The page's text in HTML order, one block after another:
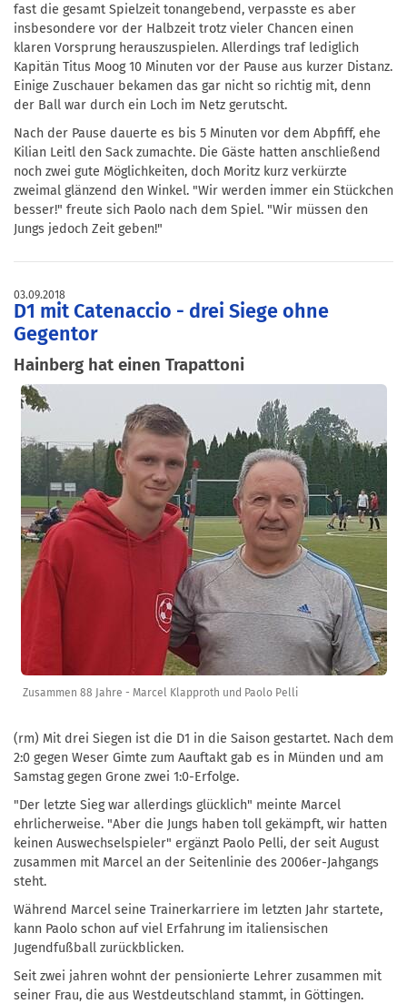
fast die gesamt Spielzeit tonangebend, verpasste es aber
insbesondere vor der Halbzeit trotz vieler Chancen einen
klaren Vorsprung herauszuspielen. Allerdings traf lediglich
Kapitän Titus Moog 10 Minuten vor der Pause aus kurzer Distanz.
Einige Zuschauer bekamen das gar nicht so richtig mit, denn
der Ball war durch ein Loch im Netz gerutscht.
Nach der Pause dauerte es bis 5 Minuten vor dem Abpfiff, ehe
Kilian Leitl den Sack zumachte. Die Gäste hatten anschließend
noch zwei gute Möglichkeiten, doch Moritz kurz verkürzte
zweimal glänzend den Winkel. "Wir werden immer ein Stückchen
besser!" freute sich Paolo nach dem Spiel. "Wir müssen den
Jungs jedoch Zeit geben!"
03.09.2018
D1 mit Catenaccio - drei Siege ohne
Gegentor
Hainberg hat einen Trapattoni
Zusammen 88 Jahre - Marcel Klapproth und Paolo Pelli
(rm) Mit drei Siegen ist die D1 in die Saison gestartet. Nach dem
2:0 gegen Weser Gimte zum Aauftakt gab es in Münden und am
Samstag gegen Grone zwei 1:0-Erfolge.
"Der letzte Sieg war allerdings glücklich" meinte Marcel
ehrlicherweise. "Aber die Jungs haben toll gekämpft, wir hatten
keinen Auswechselspieler" ergänzt Paolo Pelli, der seit August
zusammen mit Marcel an der Seitenlinie des 2006er-Jahgangs
steht.
Während Marcel seine Trainerkarriere im letzten Jahr startete,
kann Paolo schon auf viel Erfahrung im italiensischen
Jugendfußball zurückblicken.
Seit zwei jahren wohnt der pensionierte Lehrer zusammen mit
seiner Frau, die aus Westdeutschland stammt, in Göttingen.